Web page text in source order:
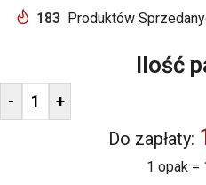
183 Produktów
Ilość
- +
Do zapłaty:
1 opak =